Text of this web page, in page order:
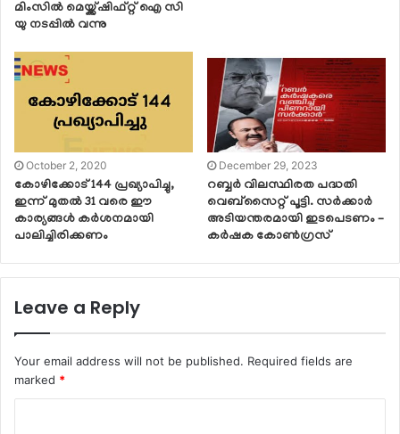
മിംസില്‍ മെയ്ക്ക്ഷിഫ്റ്റ് ഐ സി
യു നടപ്പില്‍ വന്നു
October 2, 2020
കോഴിക്കോട് 144 പ്രഖ്യാപിച്ചു,
ഇന്ന് മുതല്‍ 31 വരെ ഈ
കാര്യങ്ങള്‍ കര്‍ശനമായി
പാലിച്ചിരിക്കണം
December 29, 2023
റബ്ബർ വിലസ്ഥിരത പദ്ധതി
വെബ്സൈറ്റ് പൂട്ടി. സർക്കാർ
അടിയന്തരമായി ഇടപെടണം –
കർഷക കോൺഗ്രസ്
Leave a Reply
Your email address will not be published. Required fields are
marked *